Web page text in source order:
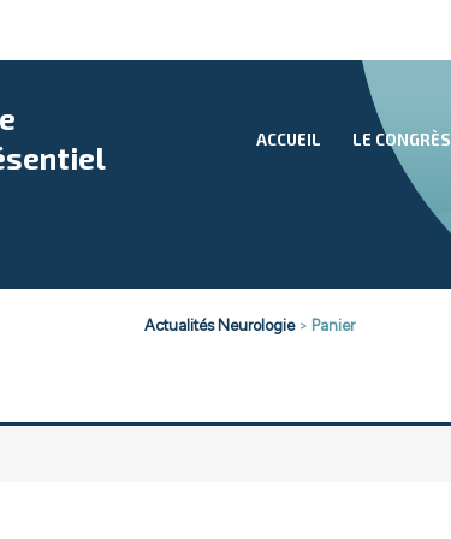
ACCUEIL LE CONGRÈS
Actualités Neurologie> Panier